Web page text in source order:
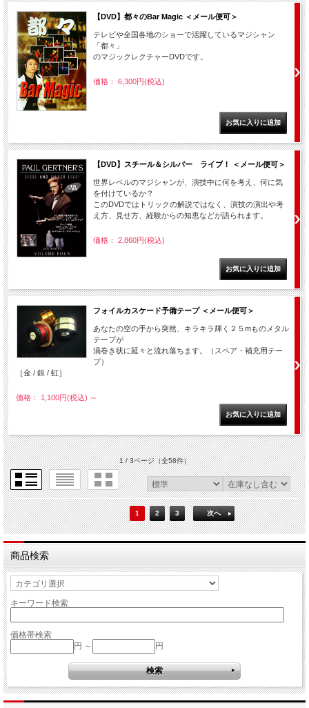
【DVD】都々のBar Magic ＜メール便可＞
テレビや全国各地のショーで活躍しているマジシャン
「都々」
のマジックレクチャーDVDです。
価格： 6,300円(税込)
【DVD】スチール＆シルバー ライブ！ ＜メール便可＞
世界レベルのマジシャンが、演技中に何を考え、何に気
を付けているか？
このDVDではトリックの解説ではなく、演技の演出や考
え方、見せ方、経験からの知恵などが語られます。
価格： 2,860円(税込)
フォイルカスケード予備テープ ＜メール便可＞
あなたの空の手から突然、キラキラ輝く２５mものメタル
テープが
渦巻き状に延々と流れ落ちます。（スペア・補充用テー
プ）
［金 / 銀 / 虹］
価格： 1,100円(税込) ～
1 / 3ページ（全58件）
1 2 3 次へ
商品検索
キーワード検索
価格帯検索
円 ～
円